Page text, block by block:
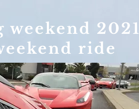
weekend 2021
ride